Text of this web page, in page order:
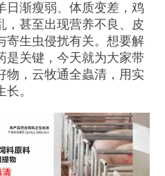
日渐瘦弱、体质变差，鸡
，甚至出现营养不良、皮
寄生虫侵扰有关。想要解
是关键，今天就为大家带
物，云牧通全蟲清，用实
。